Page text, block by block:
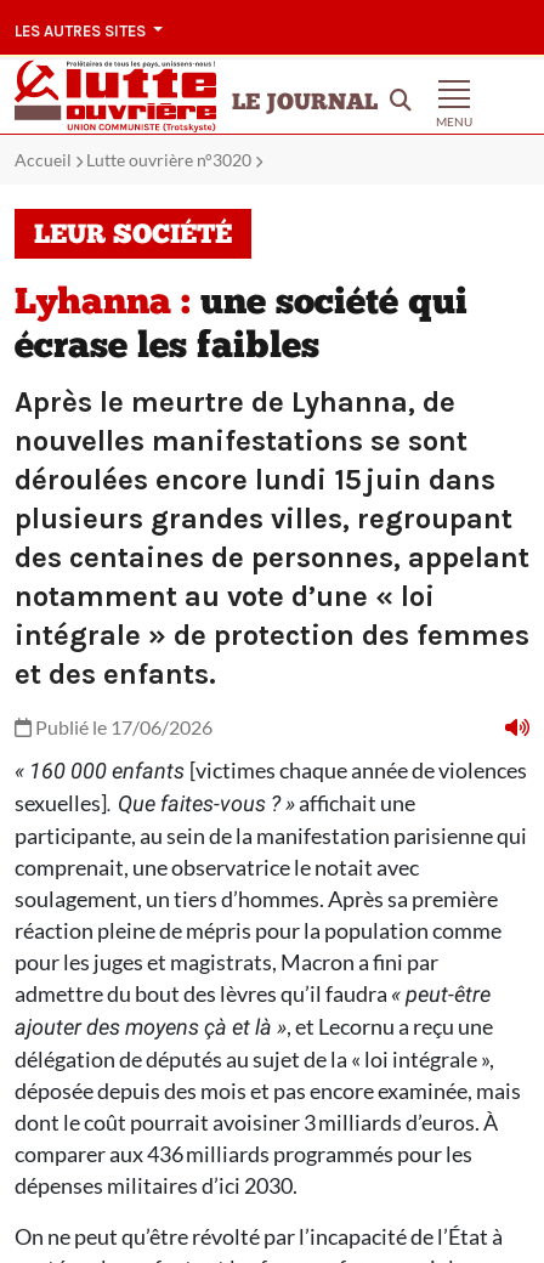
LES AUTRES SITES
LE JOURNAL
MENU
Accueil Lutte ouvrière n°3020
LEUR SOCIÉTÉ
Lyhanna : une société qui
écrase les faibles
Après le meurtre de Lyhanna, de
nouvelles manifestations se sont
déroulées encore lundi 15 juin dans
plusieurs grandes villes, regroupant
des centaines de personnes, appelant
notamment au vote d’une « loi
intégrale » de protection des femmes
et des enfants.
Publié le 17/06/2026
« 160 000 enfants [victimes chaque année de violences
sexuelles]. Que faites-vous ? »affichait une
participante, au sein de la manifestation parisienne qui
comprenait, une observatrice le notait avec
soulagement, un tiers d’hommes. Après sa première
réaction pleine de mépris pour la population comme
pour les juges et magistrats, Macron a fini par
admettre du bout des lèvres qu’il faudra « peut-être
ajouter des moyens çà et là », et Lecornu a reçu une
délégation de députés au sujet de la « loi intégrale »,
déposée depuis des mois et pas encore examinée, mais
dont le coût pourrait avoisiner 3 milliards d’euros. À
comparer aux 436 milliards programmés pour les
dépenses militaires d’ici 2030.
On ne peut qu’être révolté par l’incapacité de l’État à